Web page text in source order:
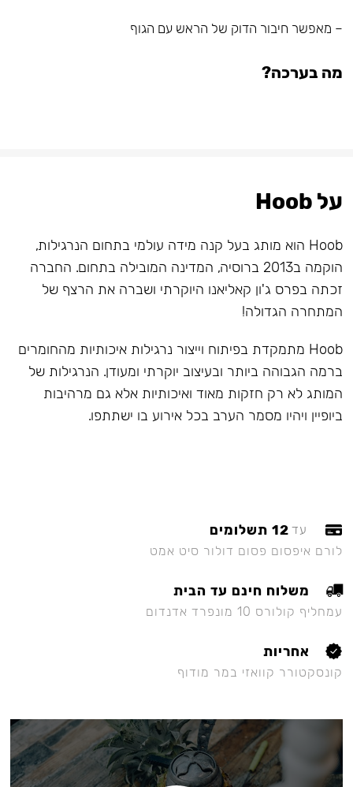
– מאפשר חיבור הדוק של הראש עם הגוף
מה בערכה?
על Hoob
Hoob הוא מותג בעל קנה מידה עולמי בתחום הנרגילות,
הוקמה ב2013 ברוסיה, המדינה המובילה בתחום. החברה
זכתה בפרס ג'ון קאליאנו היוקרתי ושברה את הרצף של
המתחרה הגדולה!
Hoob מתמקדת בפיתוח וייצור נרגילות איכותיות מהחומרים
ברמה הגבוהה ביותר ובעיצוב יוקרתי ומעודן. הנרגילות של
המותג לא רק חזקות מאוד ואיכותיות אלא גם מרהיבות
ביופיין ויהיו מסמר הערב בכל אירוע בו ישתתפו.
עד 12 תשלומים
לורם איפסום פסום דולור סיט אמט
משלוח חינם עד הבית
עמחליף קולורס 10 מונפרד אדנדום
אחריות
קונסקטורר קוואזי במר מודוף